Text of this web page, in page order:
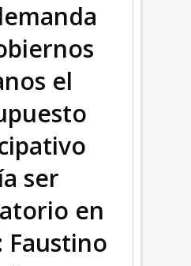
el
ser
en
Faustino